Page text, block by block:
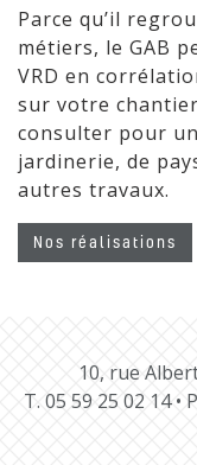
Parce qu’il
métiers, le GAB
VRD en
sur votre
consulter pour
jardinerie, de
autres travaux.
Nos réalisations
10, rue
T. 05 59 25 02 14•